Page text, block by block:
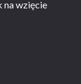
na wzięcie